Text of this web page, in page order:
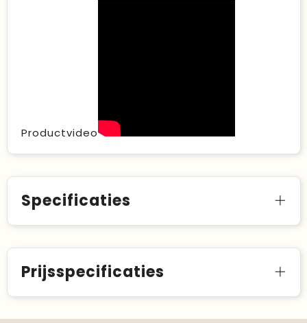
Productvideo
Specificaties
Prijsspecificaties